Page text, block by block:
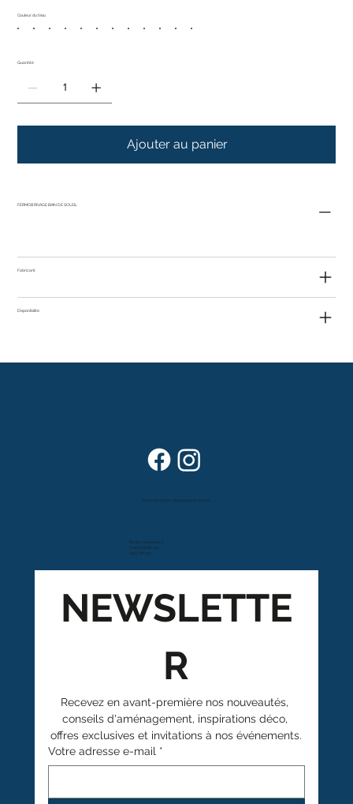
Couleur du tissu
Quantité
Ajouter au panier
FERMOB RIVAGE BAIN DE SOLEIL
Fabricant
Disponibilité
Route cantonale 4
Case postale 157
1963 Vétroz
Dans vos foyers depuis plus de 80 ans
NEWSLETTE
R
Recevez en avant-première nos nouveautés,
conseils d'aménagement, inspirations déco,
offres exclusives et invitations à nos événements.
Votre adresse e-mail *